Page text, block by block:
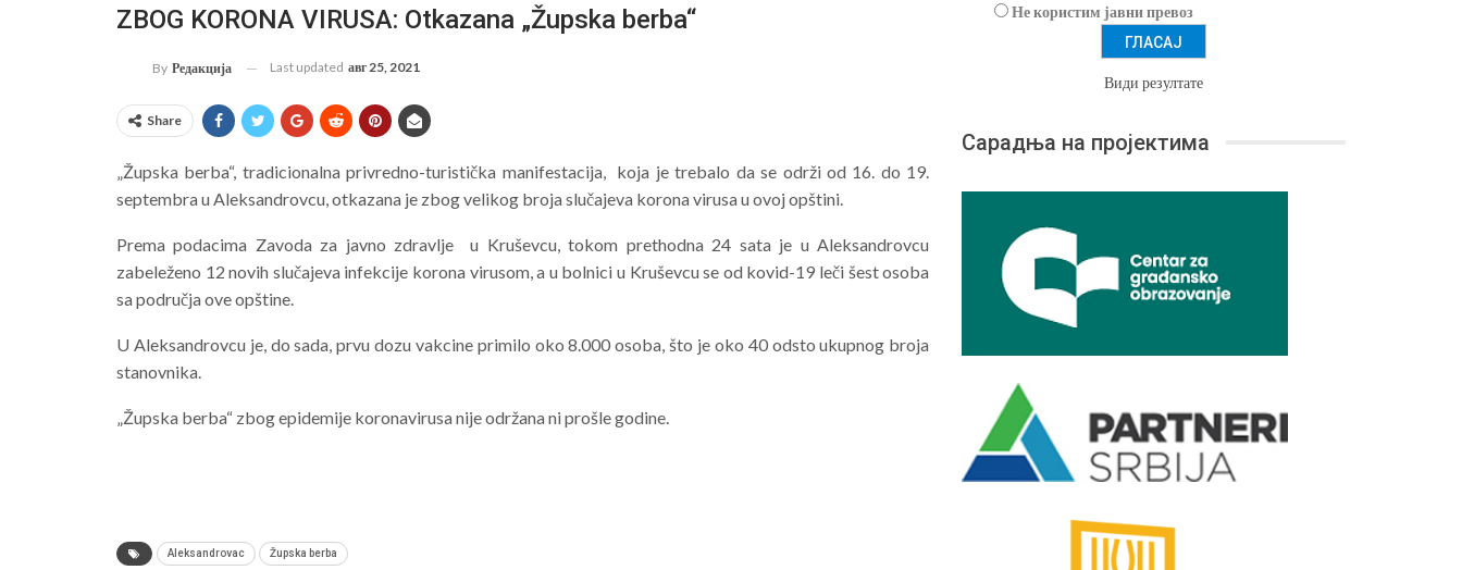
ZBOG KORONA VIRUSA: Otkazana „Župska berba“
By Редакција Last updated авг 25, 2021
Share
„Župska berba“, tradicionalna privredno-turistička manifestacija, koja je trebalo da se održi od 16. do 19.
septembra u Aleksandrovcu, otkazana je zbog velikog broja slučajeva korona virusa u ovoj opštini.
Prema podacima Zavoda za javno zdravlje u Kruševcu, tokom prethodna 24 sata je u Aleksandrovcu
zabeleženo 12 novih slučajeva infekcije korona virusom, a u bolnici u Kruševcu se od kovid-19 leči šest osoba
sa područja ove opštine.
U Aleksandrovcu je, do sada, prvu dozu vakcine primilo oko 8.000 osoba, što je oko 40 odsto ukupnog broja
stanovnika.
„Župska berba“ zbog epidemije koronavirusa nije održana ni prošle godine.
Aleksandrovac Župska berba
Не користим јавни превоз
Види резултате
Сарадња на пројектима